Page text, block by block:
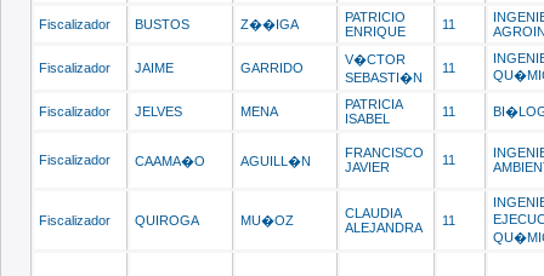
Fiscalizador BUSTOS Z��IGA
PATRICIO
ENRIQUE
11
Fiscalizador JAIME GARRIDO
V�CTOR
SEBASTI�N
11
Fiscalizador JELVES MENA
PATRICIA
ISABEL
11
Fiscalizador CAAMA�O AGUILL�N
FRANCISCO
JAVIER
11
Fiscalizador QUIROGA MU�OZ
CLAUDIA
ALEJANDRA
11